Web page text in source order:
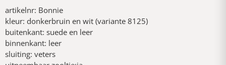
artikelnr: Bonnie
kleur: donkerbruin en wit (variante 8125)
buitenkant: suede en leer
binnenkant: leer
sluiting: veters